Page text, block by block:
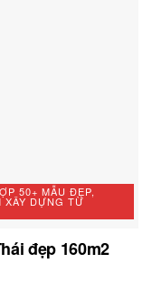
50+ MẪU ĐẸP,
XÂY DỰNG TỪ
đẹp 160m2